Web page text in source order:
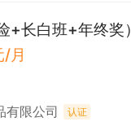
+长白班+年终奖）
月
有限公司 认证